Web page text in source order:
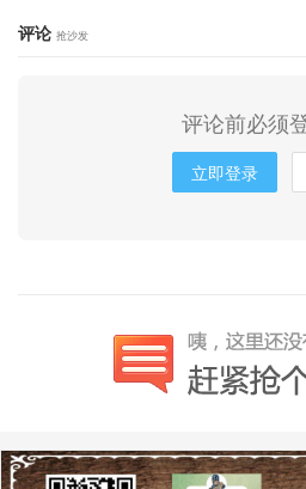
评论 抢沙发
评论前必须
立即登录